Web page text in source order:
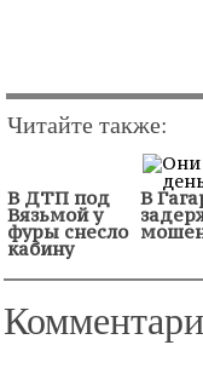
Читайте также:
В ДТП под
Вязьмой у
фуры снесло
кабину
В